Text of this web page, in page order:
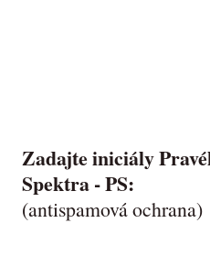
Zadajte iniciály
Spektra -PS:
(antispamová ochrana)